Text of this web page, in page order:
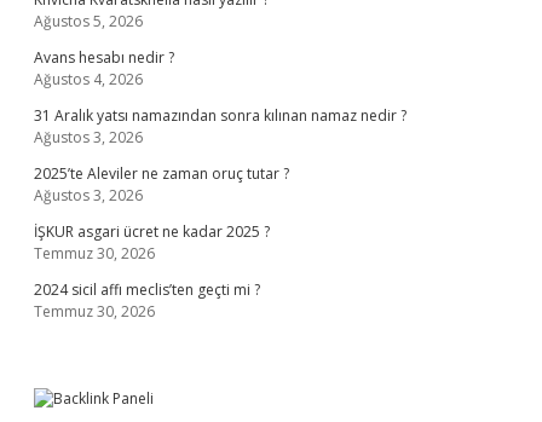
Ağustos 5, 2026
Avans hesabı nedir ?
Ağustos 4, 2026
31 Aralık yatsı namazından sonra kılınan namaz nedir ?
Ağustos 3, 2026
2025’te Aleviler ne zaman oruç tutar ?
Ağustos 3, 2026
İŞKUR asgari ücret ne kadar 2025 ?
Temmuz 30, 2026
2024 sicil affı meclis’ten geçti mi ?
Temmuz 30, 2026